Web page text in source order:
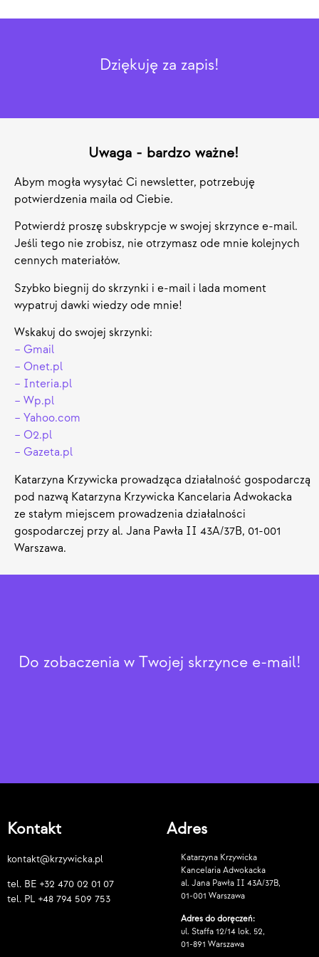
Dziękuję za zapis!
Uwaga - bardzo ważne!
Abym mogła wysyłać Ci newsletter, potrzebuję
potwierdzenia maila od Ciebie.
Potwierdź proszę subskrypcje w swojej skrzynce e-mail.
Jeśli tego nie zrobisz, nie otrzymasz ode mnie kolejnych
cennych materiałów.
Szybko biegnij do skrzynki i e-mail i lada moment
wypatruj dawki wiedzy ode mnie!
Wskakuj do swojej skrzynki:
– Gmail
– Onet.pl
– Interia.pl
– Wp.pl
– Yahoo.com
– O2.pl
– Gazeta.pl
Katarzyna Krzywicka prowadząca działalność gospodarczą
pod nazwą Katarzyna Krzywicka Kancelaria Adwokacka
ze stałym miejscem prowadzenia działalności
gospodarczej przy al. Jana Pawła II 43A/37B, 01-001
Warszawa.
Do zobaczenia w Twojej skrzynce e-mail!
Kontakt
kontakt@krzywicka.pl
tel. BE +32 470 02 01 07
tel. PL +48 794 509 753
Adres
Katarzyna Krzywicka
Kancelaria Adwokacka
al. Jana Pawła II 43A/37B,
01-001 Warszawa
Adres do doręczeń:
ul. Staffa 12/14 lok. 52,
01-891 Warszawa